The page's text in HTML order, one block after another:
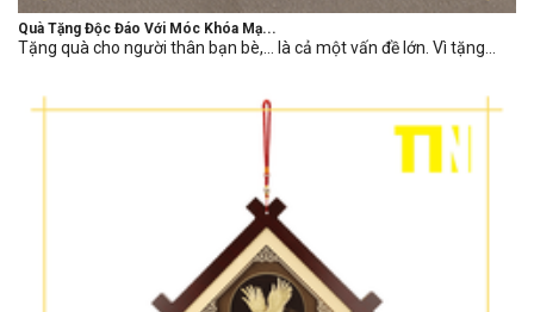
Quà Tặng Độc Đáo Với Móc Khóa Mạ...
Tặng quà cho người thân bạn bè,… là cả một vấn đề lớn. Vì tặng...